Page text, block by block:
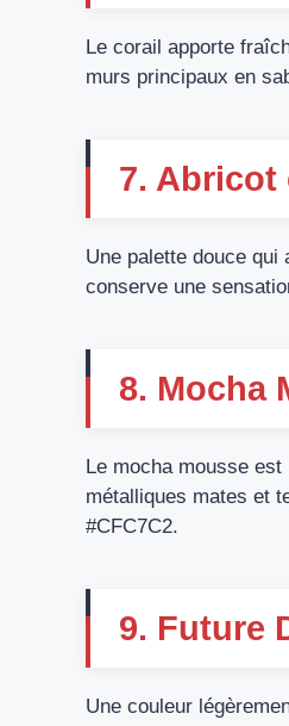
Le corail apporte
murs principaux en
7.
Une palette douce
conserve une
8. Mocha
Le mocha mousse
métalliques mates et
#CFC7C2.
9. Future
Une couleur